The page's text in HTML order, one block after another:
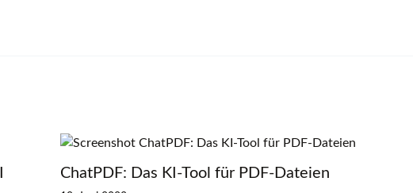
ChatPDF: Das KI-Tool für PDF-Dateien